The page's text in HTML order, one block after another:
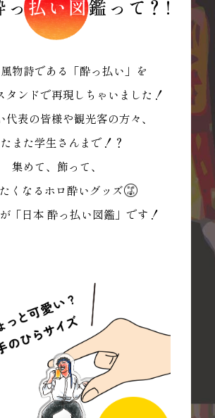
物詩である「酔っ払い」を
タンドで再現しちゃいました！
代表の皆様や観光客の方々、
また学生さんまで！？
集めて、飾って、
くなるホロ酔いグッズ
「日本 酔っ払い図鑑」です！